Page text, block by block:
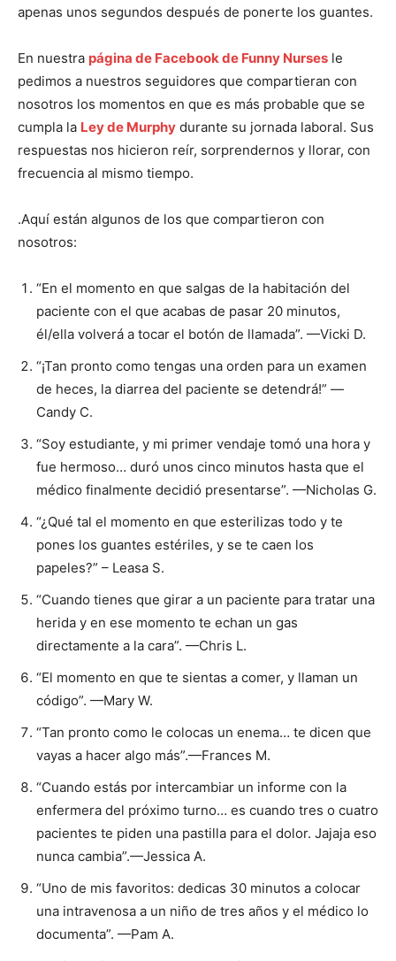
apenas unos segundos después de ponerte los guantes.
En nuestra página de Facebook de Funny Nurses le
pedimos a nuestros seguidores que compartieran con
nosotros los momentos en que es más probable que se
cumpla la Ley de Murphy durante su jornada laboral. Sus
respuestas nos hicieron reír, sorprendernos y llorar, con
frecuencia al mismo tiempo.
.Aquí están algunos de los que compartieron con
nosotros:
“En el momento en que salgas de la habitación del
paciente con el que acabas de pasar 20 minutos,
él/ella volverá a tocar el botón de llamada”. —Vicki D.
“¡Tan pronto como tengas una orden para un examen
de heces, la diarrea del paciente se detendrá!” —
Candy C.
“Soy estudiante, y mi primer vendaje tomó una hora y
fue hermoso… duró unos cinco minutos hasta que el
médico finalmente decidió presentarse”. —Nicholas G.
“¿Qué tal el momento en que esterilizas todo y te
pones los guantes estériles, y se te caen los
papeles?” – Leasa S.
“Cuando tienes que girar a un paciente para tratar una
herida y en ese momento te echan un gas
directamente a la cara”. —Chris L.
“El momento en que te sientas a comer, y llaman un
código”. —Mary W.
“Tan pronto como le colocas un enema… te dicen que
vayas a hacer algo más”.—Frances M.
“Cuando estás por intercambiar un informe con la
enfermera del próximo turno… es cuando tres o cuatro
pacientes te piden una pastilla para el dolor. Jajaja eso
nunca cambia”.—Jessica A.
“Uno de mis favoritos: dedicas 30 minutos a colocar
una intravenosa a un niño de tres años y el médico lo
documenta”. —Pam A.